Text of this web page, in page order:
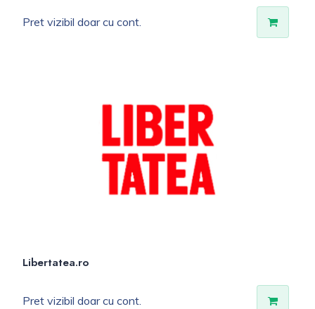
Pret vizibil doar cu cont.
Libertatea.ro
Pret vizibil doar cu cont.